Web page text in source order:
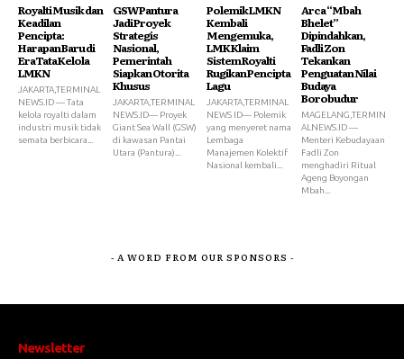
Royalti Musik dan
Keadilan
Pencipta:
Harapan Baru di
Era Tata Kelola
LMKN
JAKARTA,TERMINAL
NEWS.ID — Tata
kelola royalti dalam
industri musik tidak
semata berbicara...
GSW Pantura
Jadi Proyek
Strategis
Nasional,
Pemerintah
Siapkan Otorita
Khusus
JAKARTA,TERMINAL
NEWS.ID— Proyek
Giant Sea Wall (GSW)
di kawasan Pantai
Utara (Pantura)...
Polemik LMKN
Kembali
Mengemuka,
LMK Klaim
Sistem Royalti
Rugikan Pencipta
Lagu
JAKARTA,TERMINAL
NEWS ID— Polemik
yang menyeret nama
Lembaga
Manajemen Kolektif
Nasional kembali...
Arca “Mbah
Bhelet”
Dipindahkan,
Fadli Zon
Tekankan
Penguatan Nilai
Budaya
Borobudur
MAGELANG,TERMIN
ALNEWS.ID —
Menteri Kebudayaan
Fadli Zon
menghadiri Ritual
Ageng Boyongan
Mbah...
- A WORD FROM OUR SPONSORS -
Newsletter